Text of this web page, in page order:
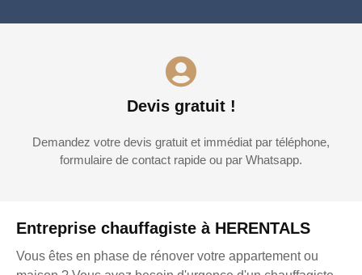
Entreprise chauffagiste à HERENTALS
Vous êtes en phase de rénover votre appartement ou
Devis gratuit !
Demandez votre devis gratuit et immédiat par téléphone,
formulaire de contact rapide ou par Whatsapp.